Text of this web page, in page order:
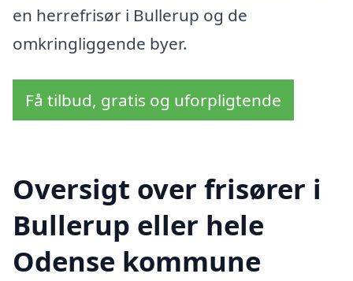
en herrefrisør i Bullerup og de
omkringliggende byer.
Få tilbud, gratis og uforpligtende
Oversigt over frisører i
Bullerup eller hele
Odense kommune